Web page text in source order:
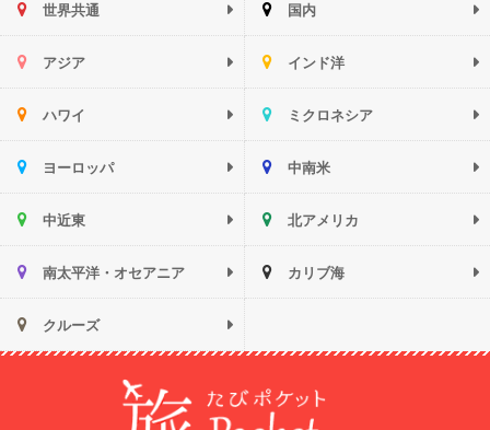
世界共通 国内
アジア インド洋
ハワイ ミクロネシア
ヨーロッパ 中南米
中近東 北アメリカ
南太平洋・オセアニア カリブ海
クルーズ